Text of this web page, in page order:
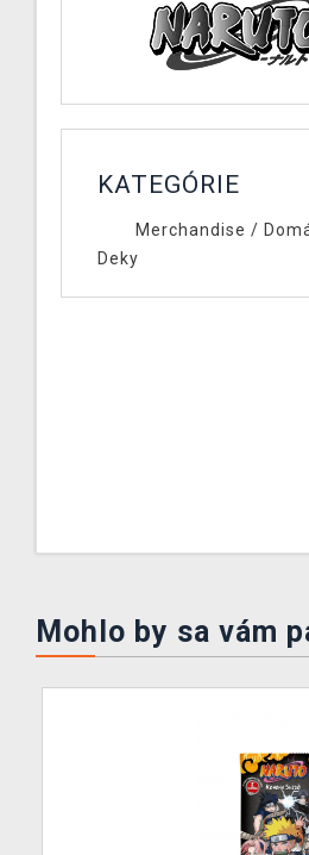
KATEGÓRIE
Merchandise /
Deky
Mohlo by sa vám